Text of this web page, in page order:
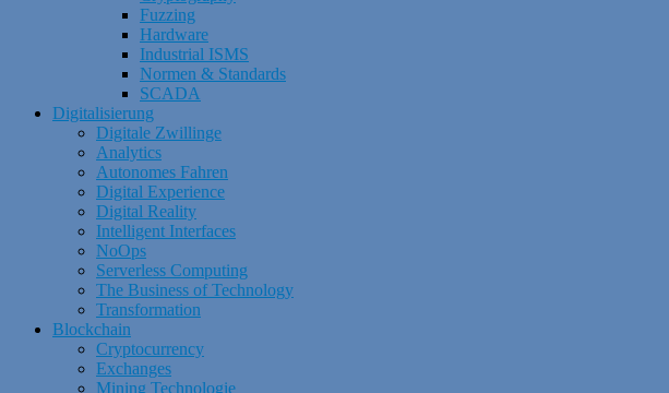
Fuzzing
Hardware
Industrial ISMS
Normen & Standards
SCADA
Digitalisierung
Digitale Zwillinge
Analytics
Autonomes Fahren
Digital Experience
Digital Reality
Intelligent Interfaces
NoOps
Serverless Computing
The Business of Technology
Transformation
Blockchain
Cryptocurrency
Exchanges
Mining Technologie